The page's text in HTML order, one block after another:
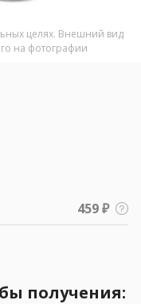
целях. Внешний вид
на фотографии
459 ₽
получения: